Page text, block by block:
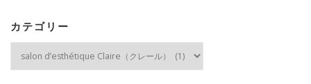
カテゴリー